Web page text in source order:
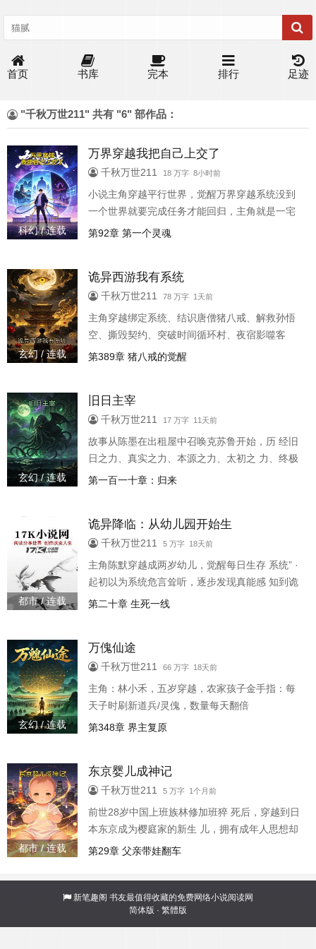
首页 书库 完本 排行 足迹
"千秋万世211" 共有 "6" 部作品：
科幻 / 连载
万界穿越我把自己上交了
千秋万世211 18 万字 8小时前
小说主角穿越平行世界，觉醒万界穿越系统没到
一个世界就要完成任务才能回归，主角就是一宅
男果断把自己上交国家，让国家帮自己完成任务
第92章 第一个灵魂
玄幻 / 连载
诡异西游我有系统
千秋万世211 78 万字 1天前
主角穿越绑定系统、结识唐僧猪八戒、解救孙悟
空、撕毁契约、突破时间循环村、夜宿影噬客
栈、两界山决战如来念头化身、获得紧箍咒力
第389章 猪八戒的觉醒
玄幻 / 连载
旧日主宰
千秋万世211 17 万字 11天前
故事从陈墨在出租屋中召唤克苏鲁开始，历 经旧
日之力、真实之力、本源之力、太初之 力、终极
之力、融合之力、混沌之力、原始 融合之力、统
旋、超螺旋空间、原初 之域、存在之网、多元网
络、超网、超超 网，最终在永恒的螺旋中找到了
存在的终极 意义——存在本身就是最珍贵的礼
物。
第一百一十章：归来
都市 / 连载
诡异降临：从幼儿园开始生
千秋万世211 5 万字 18天前
主角陈默穿越成两岁幼儿，觉醒每日生存 系统” ·
起初以为系统危言耸听，逐步发现真能感 知到诡
异 ?三岁上幼儿园，发现老师被厉诡伪装，厕 所
第二十章 生死一线
玄幻 / 连载
万傀仙途
千秋万世211 66 万字 18天前
主角：林小禾，五岁穿越，农家孩子金手指：每
天子时刷新道兵/灵傀，数量每天翻倍
（1,2,4,8,16...）修炼体系：凡人→炼气→筑基→
第348章 界主复原
都市 / 连载
东京婴儿成神记
千秋万世211 5 万字 1个月前
前世28岁中国上班族林修加班猝 死后，穿越到日
本东京成为樱庭家的新生 儿，拥有成年人思想却
困在婴儿身体里。绑 定了一个毒舌中二的【坑爹
之路——从 婴儿翻身到幼儿园称霸，从小学跳级
到灵异 除灵，最终面对虚无之主，选择成为守护
日常之神”。
第29章 父亲带娃翻车
新笔趣阁 书友最值得收藏的免费网络小说阅读网
简体版 · 繁體版